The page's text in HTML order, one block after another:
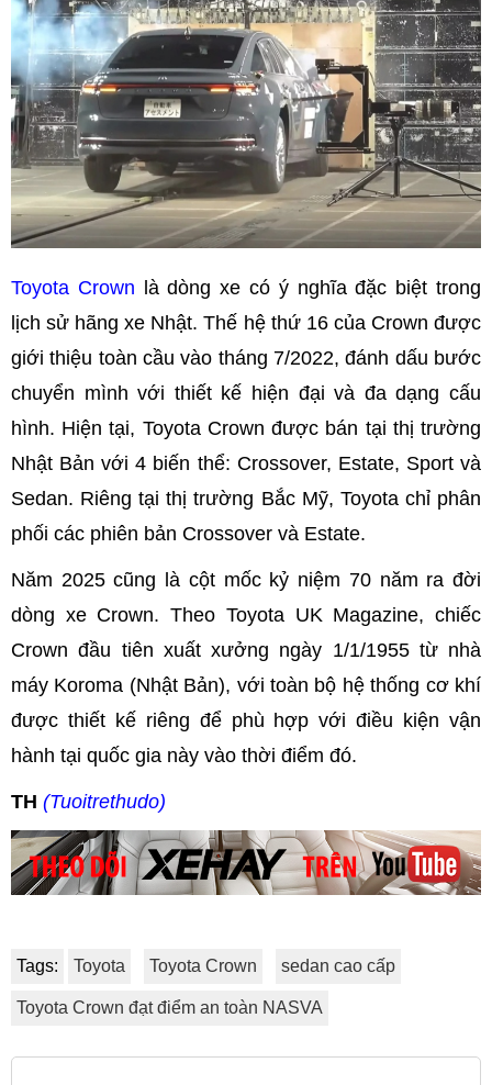
Toyota Crown là dòng xe có ý nghĩa đặc biệt trong
lịch sử hãng xe Nhật. Thế hệ thứ 16 của Crown được
giới thiệu toàn cầu vào tháng 7/2022, đánh dấu bước
chuyển mình với thiết kế hiện đại và đa dạng cấu
hình. Hiện tại, Toyota Crown được bán tại thị trường
Nhật Bản với 4 biến thể: Crossover, Estate, Sport và
Sedan. Riêng tại thị trường Bắc Mỹ, Toyota chỉ phân
phối các phiên bản Crossover và Estate.
Năm 2025 cũng là cột mốc kỷ niệm 70 năm ra đời
dòng xe Crown. Theo Toyota UK Magazine, chiếc
Crown đầu tiên xuất xưởng ngày 1/1/1955 từ nhà
máy Koroma (Nhật Bản), với toàn bộ hệ thống cơ khí
được thiết kế riêng để phù hợp với điều kiện vận
hành tại quốc gia này vào thời điểm đó.
TH (Tuoitrethudo)
Tags: Toyota Toyota Crown sedan cao cấp
Toyota Crown đạt điểm an toàn NASVA